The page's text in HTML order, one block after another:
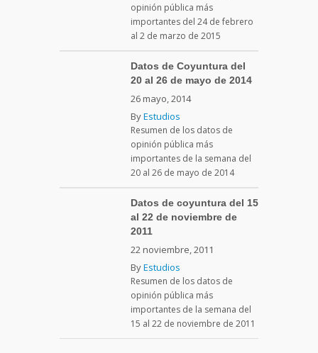
opinión pública más
importantes del 24 de febrero
al 2 de marzo de 2015
Datos de Coyuntura del
20 al 26 de mayo de 2014
26 mayo, 2014
ByEstudios
Resumen de los datos de
opinión pública más
importantes de la semana del
20 al 26 de mayo de 2014
Datos de coyuntura del 15
al 22 de noviembre de
2011
22 noviembre, 2011
ByEstudios
Resumen de los datos de
opinión pública más
importantes de la semana del
15 al 22 de noviembre de 2011